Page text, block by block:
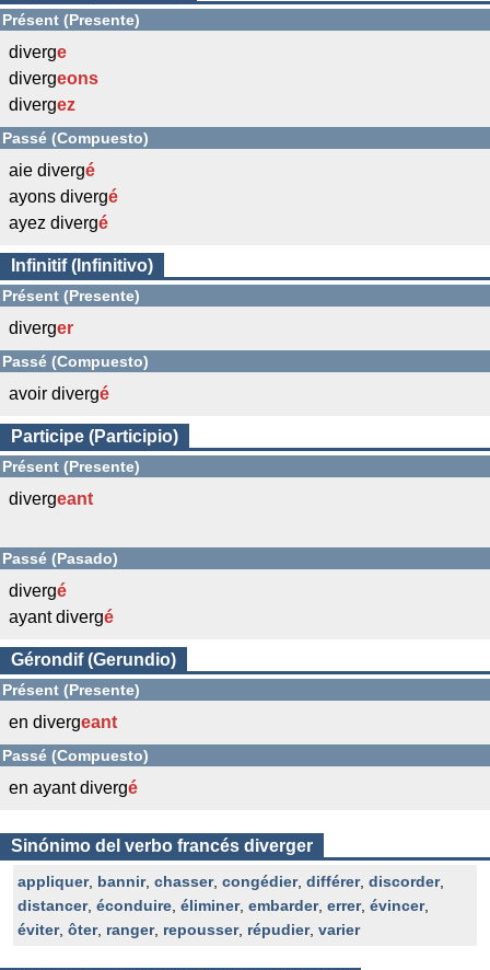
Présent (Presente)
diverge
divergeons
divergez
Passé (Compuesto)
aie divergé
ayons divergé
ayez divergé
Infinitif (Infinitivo)
Présent (Presente)
diverger
Passé (Compuesto)
avoir divergé
Participe (Participio)
Présent (Presente)
divergeant
Passé (Pasado)
divergé
ayant divergé
Gérondif (Gerundio)
Présent (Presente)
en divergeant
Passé (Compuesto)
en ayant divergé
Sinónimo del verbo francés diverger
appliquer, bannir, chasser, congédier, différer, discorder,
distancer, éconduire éliminer, embarder, errer, évincer,
éviter, ôter, ranger, repousser, répudier, varier